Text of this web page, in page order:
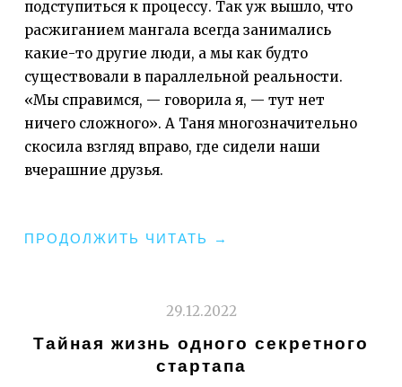
подступиться к процессу. Так уж вышло, что
расжиганием мангала всегда занимались
какие-то другие люди, а мы как будто
существовали в параллельной реальности.
«Мы справимся, — говорила я, — тут нет
ничего сложного». А Таня многозначительно
скосила взгляд вправо, где сидели наши
вчерашние друзья.
ПРОДОЛЖИТЬ ЧИТАТЬ
"НАВЫКИ
→
29.12.2022
Тайная жизнь одного секретного
стартапа